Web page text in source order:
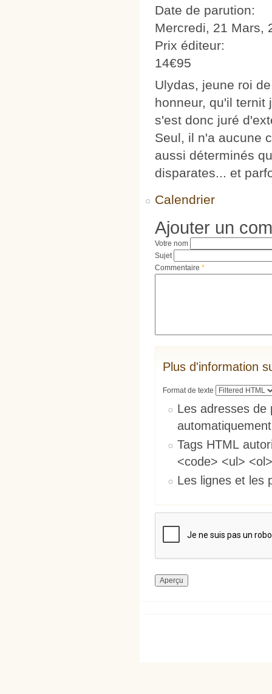
Date de parution:
Mercredi, 21 Mars,
Prix éditeur:
14€95
Ulydas, jeune roi
honneur, qu'il ternit
s'est donc juré
Seul, il n'a aucune
aussi déterminés
disparates... et
Calendrier
Ajouter un
Votre nom
Sujet
Commentaire *
Plus d'information
Format de texte
Les adresses de
Tags HTML
<code> <ul>
Les lignes et les